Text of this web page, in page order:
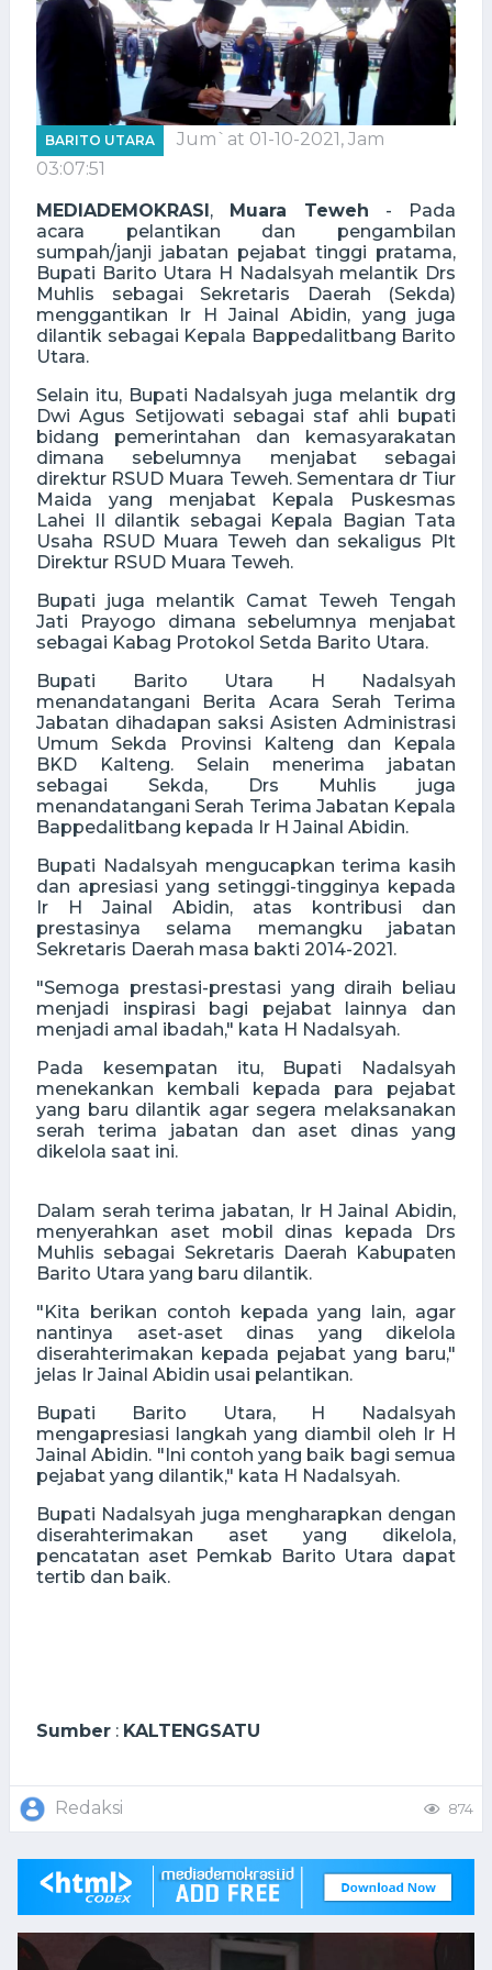
BARITO UTARA
Jum`at 01-10-2021, Jam
03:07:51
MEDIADEMOKRASI, Muara Teweh - Pada
acara pelantikan dan pengambilan
sumpah/janji jabatan pejabat tinggi pratama,
Bupati Barito Utara H Nadalsyah melantik Drs
Muhlis sebagai Sekretaris Daerah (Sekda)
menggantikan Ir H Jainal Abidin, yang juga
dilantik sebagai Kepala Bappedalitbang Barito
Utara.
Selain itu, Bupati Nadalsyah juga melantik drg
Dwi Agus Setijowati sebagai staf ahli bupati
bidang pemerintahan dan kemasyarakatan
dimana sebelumnya menjabat sebagai
direktur RSUD Muara Teweh. Sementara dr Tiur
Maida yang menjabat Kepala Puskesmas
Lahei II dilantik sebagai Kepala Bagian Tata
Usaha RSUD Muara Teweh dan sekaligus Plt
Direktur RSUD Muara Teweh.
Bupati juga melantik Camat Teweh Tengah
Jati Prayogo dimana sebelumnya menjabat
sebagai Kabag Protokol Setda Barito Utara.
Bupati Barito Utara H Nadalsyah
menandatangani Berita Acara Serah Terima
Jabatan dihadapan saksi Asisten Administrasi
Umum Sekda Provinsi Kalteng dan Kepala
BKD Kalteng. Selain menerima jabatan
sebagai Sekda, Drs Muhlis juga
menandatangani Serah Terima Jabatan Kepala
Bappedalitbang kepada Ir H Jainal Abidin.
Bupati Nadalsyah mengucapkan terima kasih
dan apresiasi yang setinggi-tingginya kepada
Ir H Jainal Abidin, atas kontribusi dan
prestasinya selama memangku jabatan
Sekretaris Daerah masa bakti 2014-2021.
"Semoga prestasi-prestasi yang diraih beliau
menjadi inspirasi bagi pejabat lainnya dan
menjadi amal ibadah," kata H Nadalsyah.
Pada kesempatan itu, Bupati Nadalsyah
menekankan kembali kepada para pejabat
yang baru dilantik agar segera melaksanakan
serah terima jabatan dan aset dinas yang
dikelola saat ini.
Dalam serah terima jabatan, Ir H Jainal Abidin,
menyerahkan aset mobil dinas kepada Drs
Muhlis sebagai Sekretaris Daerah Kabupaten
Barito Utara yang baru dilantik.
"Kita berikan contoh kepada yang lain, agar
nantinya aset-aset dinas yang dikelola
diserahterimakan kepada pejabat yang baru,"
jelas Ir Jainal Abidin usai pelantikan.
Bupati Barito Utara, H Nadalsyah
mengapresiasi langkah yang diambil oleh Ir H
Jainal Abidin. "Ini contoh yang baik bagi semua
pejabat yang dilantik," kata H Nadalsyah.
Bupati Nadalsyah juga mengharapkan dengan
diserahterimakan aset yang dikelola,
pencatatan aset Pemkab Barito Utara dapat
tertib dan baik.
Sumber : KALTENGSATU
Redaksi 874